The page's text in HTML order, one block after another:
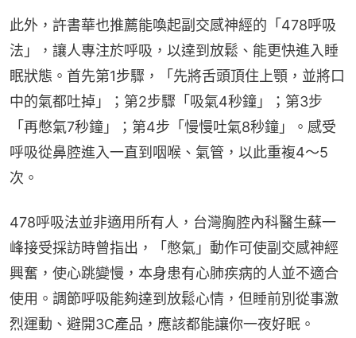
此外，許書華也推薦能喚起副交感神經的「478呼吸
法」，讓人專注於呼吸，以達到放鬆、能更快進入睡
眠狀態。首先第1步驟，「先將舌頭頂住上顎，並將口
中的氣都吐掉」；第2步驟「吸氣4秒鐘」；第3步
「再憋氣7秒鐘」；第4步「慢慢吐氣8秒鐘」。感受
呼吸從鼻腔進入一直到咽喉、氣管，以此重複4～5
次。
478呼吸法並非適用所有人，台灣胸腔內科醫生蘇一
峰接受採訪時曾指出，「憋氣」動作可使副交感神經
興奮，使心跳變慢，本身患有心肺疾病的人並不適合
使用。調節呼吸能夠達到放鬆心情，但睡前別從事激
烈運動、避開3C產品，應該都能讓你一夜好眠。